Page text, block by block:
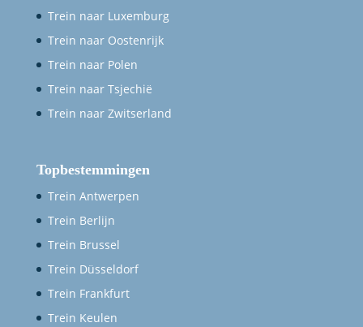
Trein naar Luxemburg
Trein naar Oostenrijk
Trein naar Polen
Trein naar Tsjechië
Trein naar Zwitserland
Topbestemmingen
Trein Antwerpen
Trein Berlijn
Trein Brussel
Trein Düsseldorf
Trein Frankfurt
Trein Keulen